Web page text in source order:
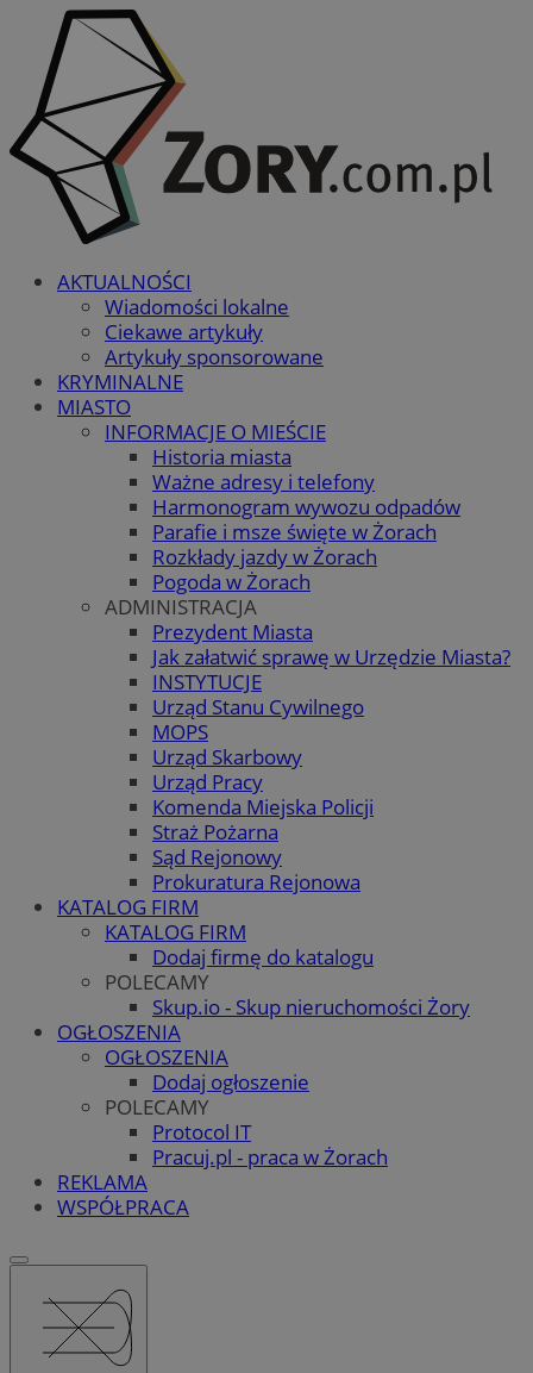
AKTUALNOŚCI
Wiadomości lokalne
Ciekawe artykuły
Artykuły sponsorowane
KRYMINALNE
MIASTO
INFORMACJE O MIEŚCIE
Historia miasta
Ważne adresy i telefony
Harmonogram wywozu odpadów
Parafie i msze święte w Żorach
Rozkłady jazdy w Żorach
Pogoda w Żorach
ADMINISTRACJA
Prezydent Miasta
Jak załatwić sprawę w Urzędzie Miasta?
INSTYTUCJE
Urząd Stanu Cywilnego
MOPS
Urząd Skarbowy
Urząd Pracy
Komenda Miejska Policji
Straż Pożarna
Sąd Rejonowy
Prokuratura Rejonowa
KATALOG FIRM
KATALOG FIRM
Dodaj firmę do katalogu
POLECAMY
Skup.io - Skup nieruchomości Żory
OGŁOSZENIA
OGŁOSZENIA
Dodaj ogłoszenie
POLECAMY
Protocol IT
Pracuj.pl - praca w Żorach
REKLAMA
WSPÓŁPRACA